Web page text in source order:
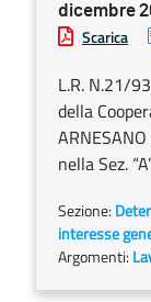
dicembre
Scarica
L.R. N.21/
della
nella Sez.
Sezione:
interesse
Argomenti: